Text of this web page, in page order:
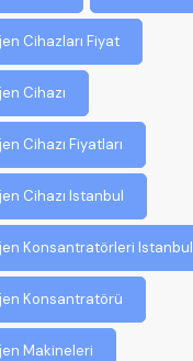
Cihazları Fiyat
Cihazı
Cihazı Fiyatları
Cihazı Istanbul
Konsantratörleri Istanbul
Konsantratörü
Makineleri